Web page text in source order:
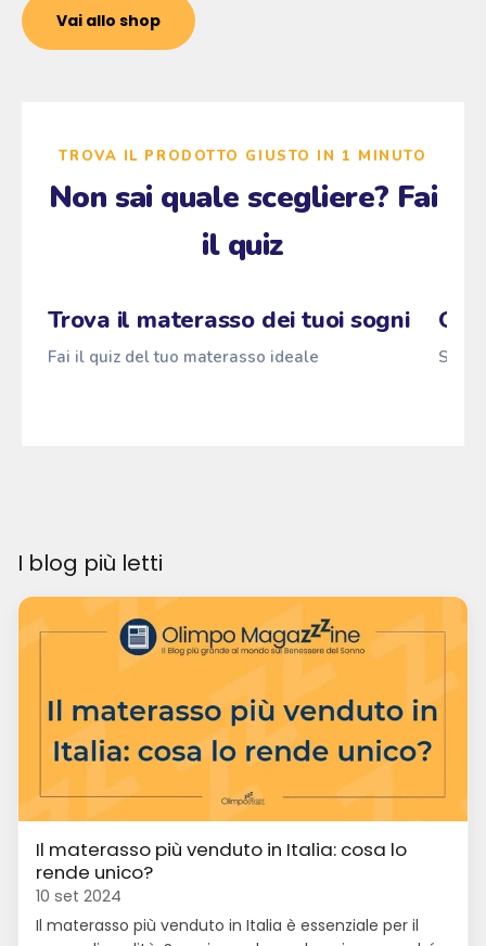
Vai allo shop
TROVA IL PRODOTTO GIUSTO IN 1 MINUTO
Non sai quale scegliere? Fai
il quiz
Trova il materasso dei tuoi sogni
Fai il quiz del tuo materasso ideale
I blog più letti
Il materasso più venduto in Italia: cosa lo
rende unico?
10 set 2024
Il materasso più venduto in Italia è essenziale per il